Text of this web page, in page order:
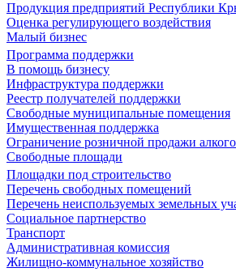
Продукция предприятий Республики
Оценка регулирующего воздействия
Малый бизнес
Программа поддержки
В помощь бизнесу
Инфраструктура поддержки
Реестр получателей поддержки
Свободные муниципальные помещения
Имущественная поддержка
Ограничение розничной продажи
Свободные площади
Площадки под строительство
Перечень свободных помещений
Перечень неиспользуемых земельных
Социальное партнерство
Транспорт
Административная комиссия
Жилищно-коммунальное хозяйство